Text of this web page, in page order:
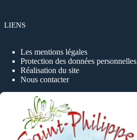
LIENS
Les mentions légales
Protection des données personnelles
Réalisation du site
Nous contacter